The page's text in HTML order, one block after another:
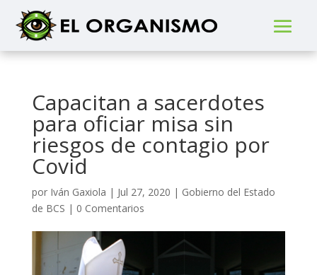
Capacitan a sacerdotes
para oficiar misa sin
riesgos de contagio por
Covid
por Iván Gaxiola | Jul 27, 2020 | Gobierno del Estado
de BCS | 0 Comentarios